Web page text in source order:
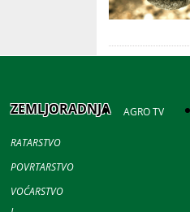
ZEMLJORADNJA
RATARSTVO
POVRTARSTVO
VOĆARSTVO
AGRO TV